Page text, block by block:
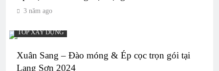
3 năm ago
TOP XÂY DỰNG
Xuân Sang – Đào móng & Ép cọc trọn gói tại
Lạng Sơn 2024